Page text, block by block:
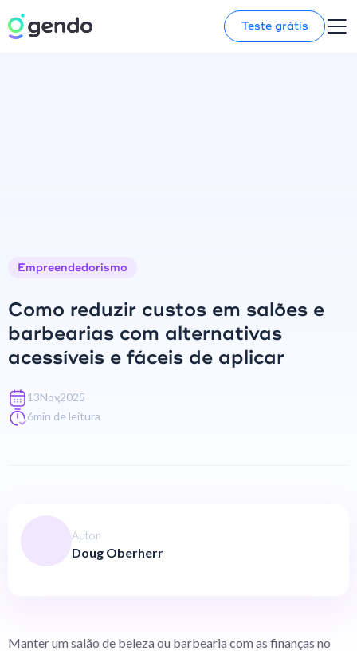
Teste grátis
Empreendedorismo
Como reduzir custos em salões e
barbearias com alternativas
acessíveis e fáceis de aplicar
13Nov,2025
6min de leitura
Autor
Doug Oberherr
Manter um salão de beleza ou barbearia com as finanças no